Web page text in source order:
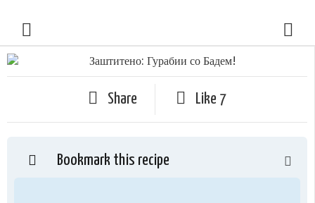
Share Like 7
Bookmark this recipe